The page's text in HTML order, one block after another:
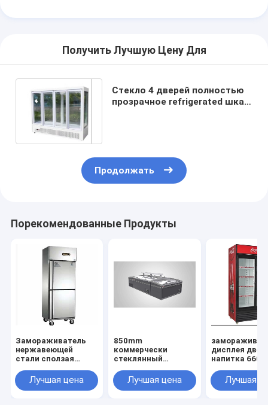
Получить Лучшую Цену Для
Стекло 4 дверей полностью
прозрачное refrigerated шкаф
Продолжать
Порекомендованные Продукты
Замораживатель
нержавеющей
стали сползая
замораживатель
нержавеющей
Лучшая цена
850mm
коммерчески
стеклянный
замораживатель
IEC сразу охлаждая
Лучшая цена
дисплея
напитка 660l
дисплея
Лучшая